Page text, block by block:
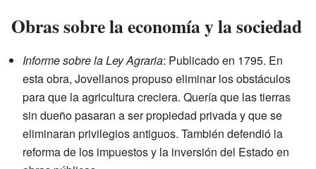
Obras sobre la economía y la sociedad
Informe sobre la Ley Agraria: Publicado en 1795. En
esta obra, Jovellanos propuso eliminar los obstáculos
para que la agricultura creciera. Quería que las tierras
sin dueño pasaran a ser propiedad privada y que se
eliminaran privilegios antiguos. También defendió la
reforma de los impuestos y la inversión del Estado en